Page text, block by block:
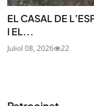
EL CASAL DE
I EL...
Juliol 08, 2026 22